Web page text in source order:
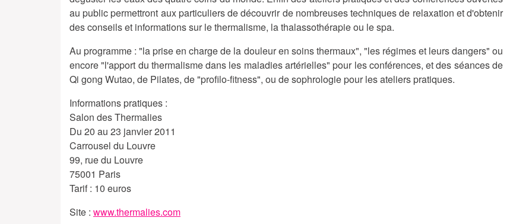
au public permettront aux particuliers de découvrir de nombreuses techniques de relaxation et d'obtenir
des conseils et informations sur le thermalisme, la thalassothérapie ou le spa.
Au programme : "la prise en charge de la douleur en soins thermaux", "les régimes et leurs dangers" ou
encore "l'apport du thermalisme dans les maladies artérielles" pour les conférences, et des séances de
Qi gong Wutao, de Pilates, de "profilo-fitness", ou de sophrologie pour les ateliers pratiques.
Informations pratiques :
Salon des Thermalies
Du 20 au 23 janvier 2011
Carrousel du Louvre
99, rue du Louvre
75001 Paris
Tarif : 10 euros
Site : www.thermalies.com